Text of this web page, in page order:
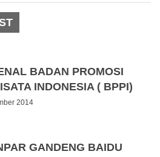
BADAN PROMOSI
INDONESIA ( BPPI)
2014
GANDENG BAIDU